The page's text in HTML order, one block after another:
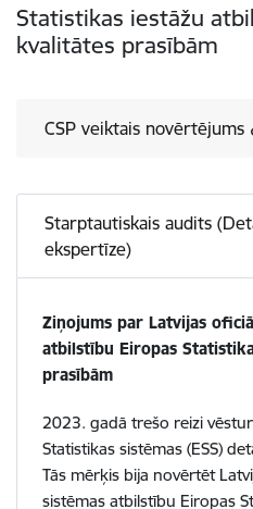
Statistikas iestāžu
kvalitātes prasībām
CSP veiktais novērtējums
Starptautiskais audits
ekspertīze)
Ziņojums par Latvijas
atbilstību Eiropas
prasībām
2023. gadā trešo reizi
Statistikas sistēmas (ESS)
Tās mērķis bija novērtēt
sistēmas atbilstību Eiropas